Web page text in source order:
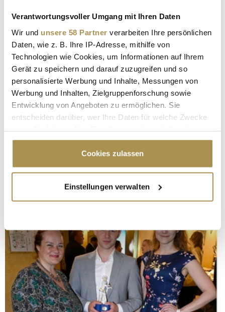
Verantwortungsvoller Umgang mit Ihren Daten
Wir und unsere 58 Partner verarbeiten Ihre persönlichen
Daten, wie z. B. Ihre IP-Adresse, mithilfe von
Technologien wie Cookies, um Informationen auf Ihrem
Gerät zu speichern und darauf zuzugreifen und so
personalisierte Werbung und Inhalte, Messungen von
Werbung und Inhalten, Zielgruppenforschung sowie
Entwicklung von Angeboten zu ermöglichen. Sie
entscheiden darüber, wer Ihre Daten für welche Zwecke
Cookie-Erklärung oder durch Klicken auf das Privacy
Trigger Symbol ändern oder widerrufen
Informationen über Ihre geografische Lage
erfassen, welche bis auf einige Meter genau sein
bestimmten Merkmalen (Fingerprinting) identifizieren
Erfahren Sie mehr darüber, wie Ihre persönlichen Daten
verarbeitet werden, und legen Sie Ihre Präferenzen im
Abschnitt Einzelheiten
fest.
Wir verwenden Cookies, um Inhalte und Anzeigen zu
Cookies zulassen
Einstellungen verwalten